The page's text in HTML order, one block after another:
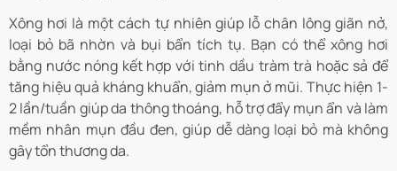
Xông hơi là một cách tự nhiên giúp lỗ chân lông giãn nở,
loại bỏ bã nhờn và bụi bẩn tích tụ. Bạn có thể xông hơi
bằng nước nóng kết hợp với tinh dầu tràm trà hoặc sả để
tăng hiệu quả kháng khuẩn, giảm mụn ở mũi. Thực hiện 1-
2 lần/tuần giúp da thông thoáng, hỗ trợ đẩy mụn ẩn và làm
mềm nhân mụn đầu đen, giúp dễ dàng loại bỏ mà không
gây tổn thương da.